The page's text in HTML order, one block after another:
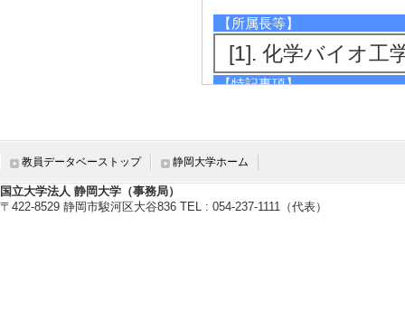
【所属長等】
[1]. 化学バイオ工
【特記事項】
教員データベーストップ 静岡大学ホーム
国立大学法人 静岡大学（事務局）
〒422-8529 静岡市駿河区大谷836 TEL : 054-237-1111（代表）